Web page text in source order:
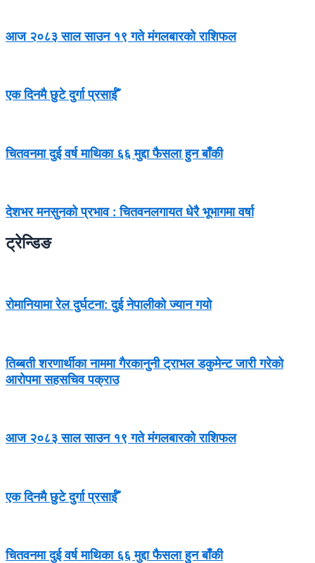
आज २०८३ साल साउन १९ गते मंगलबारको राशिफल
एक दिनमै छुटे दुर्गा प्रसाईँ
चितवनमा दुई वर्ष माथिका ६६ मुद्दा फैसला हुन बाँकी
देशभर मनसुनको प्रभाव : चितवनलगायत धेरै भूभागमा वर्षा
ट्रेन्डिङ
रोमानियामा रेल दुर्घटना: दुई नेपालीको ज्यान गयो
तिब्बती शरणार्थीका नाममा गैरकानुनी ट्राभल डकुमेन्ट जारी गरेको
आरोपमा सहसचिव पक्राउ
आज २०८३ साल साउन १९ गते मंगलबारको राशिफल
एक दिनमै छुटे दुर्गा प्रसाईँ
चितवनमा दुई वर्ष माथिका ६६ मुद्दा फैसला हुन बाँकी